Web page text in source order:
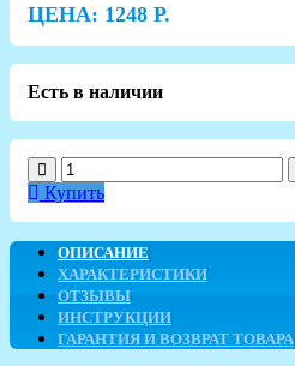
ЦЕНА: 1248 Р.
Есть в наличии
Купить
ОПИСАНИЕ
ХАРАКТЕРИСТИКИ
ОТЗЫВЫ
ИНСТРУКЦИИ
ГАРАНТИЯ И ВОЗВРАТ ТОВАРА